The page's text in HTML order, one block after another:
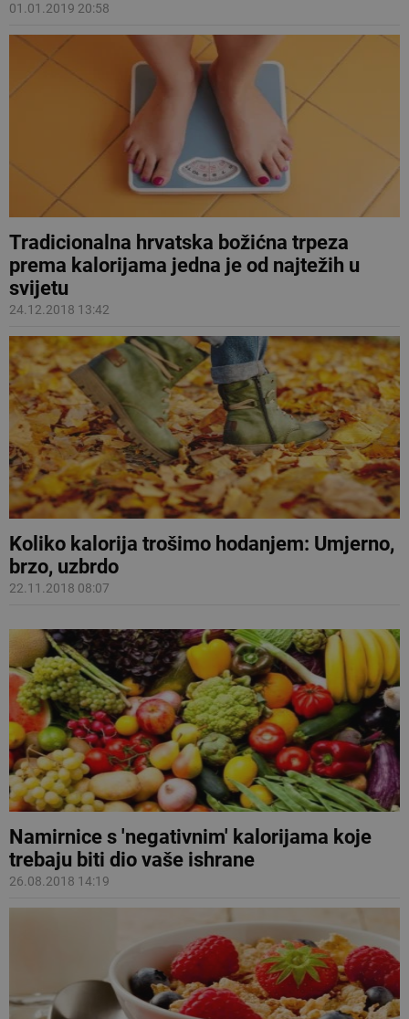
01.01.2019 20:58
Tradicionalna hrvatska božićna trpeza
prema kalorijama jedna je od najtežih u
svijetu
24.12.2018 13:42
Koliko kalorija trošimo hodanjem: Umjerno,
brzo, uzbrdo
22.11.2018 08:07
Namirnice s 'negativnim' kalorijama koje
trebaju biti dio vaše ishrane
26.08.2018 14:19